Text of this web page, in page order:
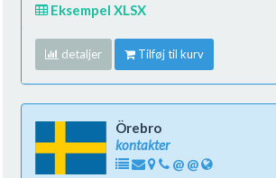
Eksempel XLSX
detaljer Tilføj til kurv
Örebro
kontakter
@ @